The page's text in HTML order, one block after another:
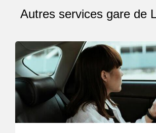
Autres services gare de